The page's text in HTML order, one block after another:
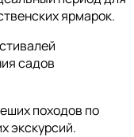
ярмарок.
садов
походов по
экскурсий.